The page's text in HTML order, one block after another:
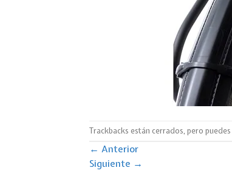
Trackbacks están cerrados, pero puedes
← Anterior
Siguiente →